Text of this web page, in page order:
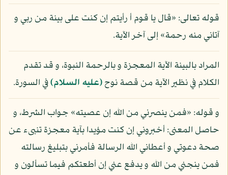
قوله تعالى: «قال يا قوم أ رأيتم إن كنت على بينة من ربي و
آتاني منه رحمة» إلى آخر الآية.
المراد بالبينة الآية المعجزة و بالرحمة النبوة، و قد تقدم
الكلام في نظير الآية من قصة نوح(عليه السلام)في السورة.
و قوله: «فمن ينصرني من الله إن عصيته» جواب الشرط، و
حاصل المعنى: أخبروني إن كنت مؤيدا بآية معجزة تنبىء عن
صحة دعوتي و أعطاني الله الرسالة فأمرني بتبليغ رسالته
فمن ينجني من الله و يدفع عني إن أطعتكم فيما تسألون و